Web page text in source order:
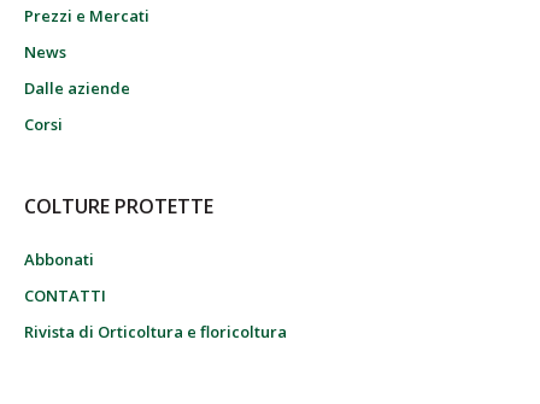
Prezzi e Mercati
News
Dalle aziende
Corsi
COLTURE PROTETTE
Abbonati
CONTATTI
Rivista di Orticoltura e floricoltura